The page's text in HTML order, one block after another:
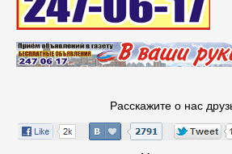
Расскажите о нас